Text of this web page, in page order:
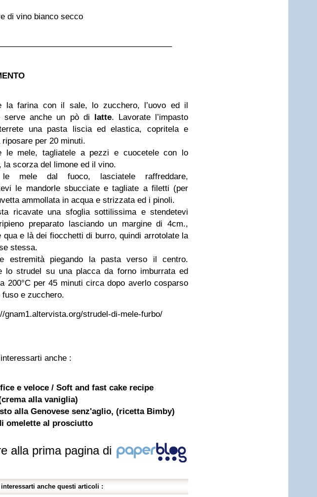
di vino bianco secco
la farina con il sale, lo zucchero, l’uovo ed il
serve anche un pò di latte. Lavorate l’impasto
una pasta liscia ed elastica, copritela e
riposare per 20 minuti.
le mele, tagliatele a pezzi e cuocetele con lo
la scorza del limone ed il vino.
le mele dal fuoco, lasciatele raffreddare,
le mandorle sbucciate e tagliate a filetti (per
ammollata in acqua e strizzata ed i pinoli.
ricavate una sfoglia sottilissima e stendetevi
preparato lasciando un margine di 4cm.,
qua e là dei fiocchetti di burro, quindi arrotolate la
stessa.
estremità piegando la pasta verso il centro.
lo strudel su una placca da forno imburrata ed
200°C per 45 minuti circa dopo averlo cosparso
fuso e zucchero.
gnam1.altervista.org/strudel-di-mele-furbo/
anche :
e veloce / Soft and fast cake recipe
alla vaniglia)
alla Genovese senz'aglio, (ricetta Bimby)
omelette al prosciutto
alla prima pagina di
interessarti anche questi articoli :